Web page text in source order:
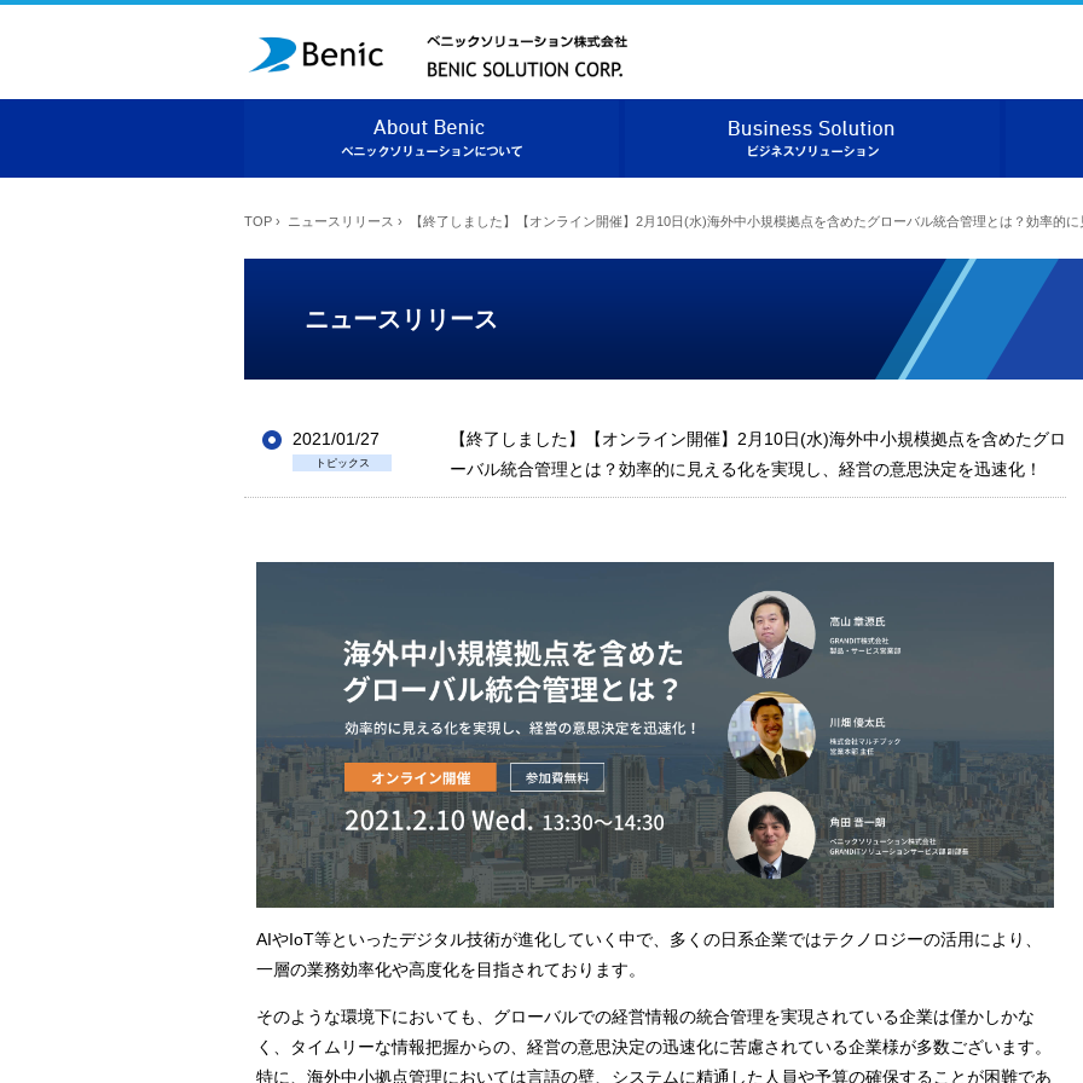
TOP › ニュースリリース › 【終了しました】【オンライン開催】2月10日(水)海外中小規模拠点を含めたグローバル統合管理とは？効率的
ニュースリリース
2021/01/27
トピックス
【終了しました】【オンライン開催】2月10日(水)海外中小規模拠点を含めたグロ
ーバル統合管理とは？効率的に見える化を実現し、経営の意思決定を迅速化！
AIやIoT等といったデジタル技術が進化していく中で、多くの日系企業ではテクノロジーの活用により、
一層の業務効率化や高度化を目指されております。
そのような環境下においても、グローバルでの経営情報の統合管理を実現されている企業は僅かしかな
く、タイムリーな情報把握からの、経営の意思決定の迅速化に苦慮されている企業様が多数ございます。
特に、海外中小拠点管理においては言語の壁、システムに精通した人員や予算の確保することが困難であ